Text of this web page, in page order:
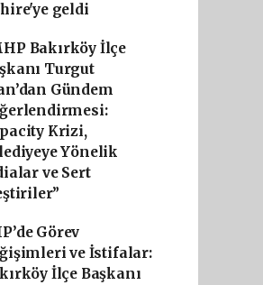
geldi
Bakırköy İlçe
Turgut
Gündem
Krizi,
Yönelik
ve Sert
Görev
ve İstifalar:
İlçe Başkanı